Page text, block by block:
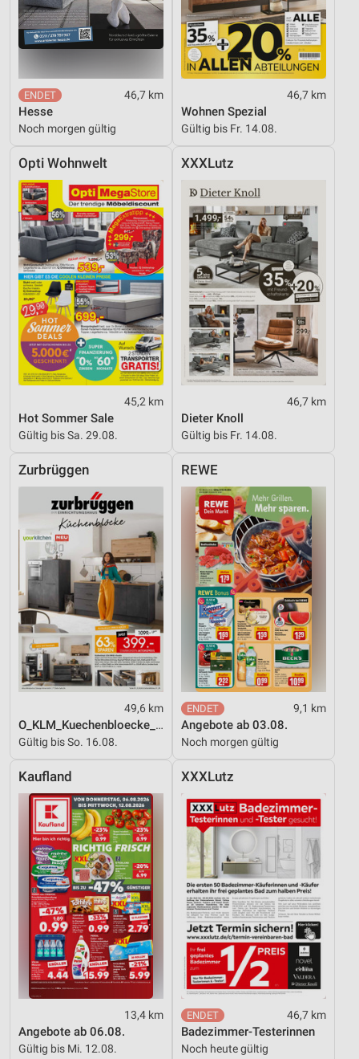
46,7 km
Hesse
Noch morgen gültig
46,7 km
Wohnen Spezial
Gültig bis Fr. 14.08.
Opti Wohnwelt
45,2 km
Hot Sommer Sale
Gültig bis Sa. 29.08.
XXXLutz
46,7 km
Dieter Knoll
Gültig bis Fr. 14.08.
Zurbrüggen
49,6 km
O_KLM_Kuechenbloecke_01_26_ES
Gültig bis So. 16.08.
REWE
9,1 km
Angebote ab 03.08.
Noch morgen gültig
Kaufland
13,4 km
Angebote ab 06.08.
Gültig bis Mi. 12.08.
XXXLutz
46,7 km
Badezimmer-Testerinnen
Noch heute gültig